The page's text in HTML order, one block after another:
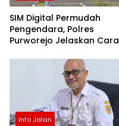
SIM Digital Permudah
Pengendara, Polres
Purworejo Jelaskan Cara
Info Jalan